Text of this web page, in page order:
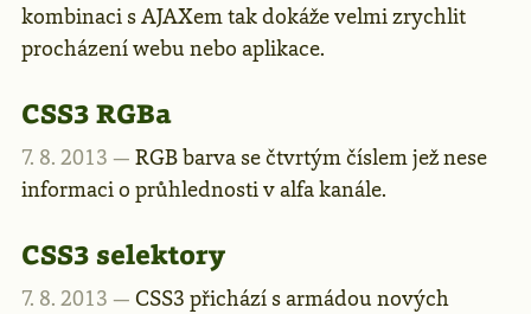
kombinaci s AJAXem tak dokáže velmi zrychlit
procházení webu nebo aplikace.
CSS3 RGBa
7. 8. 2013 — RGB barva se čtvrtým číslem jež nese
informaci o průhlednosti v alfa kanále.
CSS3 selektory
7. 8. 2013 — CSS3 přichází s armádou nových